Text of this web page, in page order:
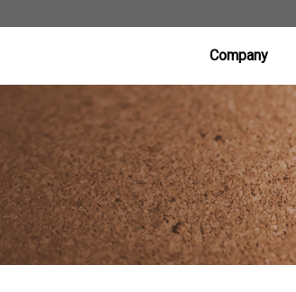
Company
CEO’s Message
History
Vision
Contact Us